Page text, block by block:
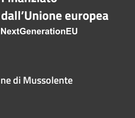
di Mussolente